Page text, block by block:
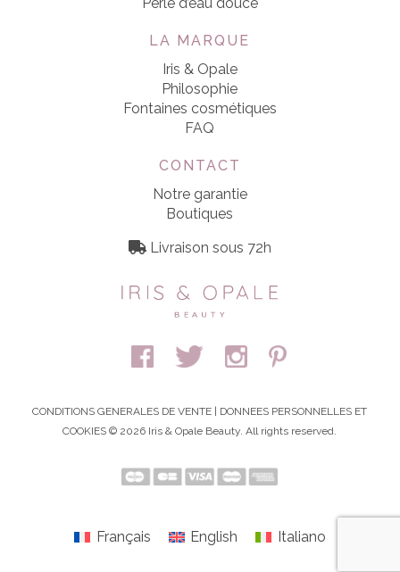
Perle d’eau douce
LA MARQUE
Iris & Opale
Philosophie
Fontaines cosmétiques
FAQ
CONTACT
Notre garantie
Boutiques
Livraison sous 72h
CONDITIONS GENERALES DE VENTE | DONNEES PERSONNELLES ET
COOKIES © 2026 Iris & Opale Beauty. All rights reserved.
Français English Italiano